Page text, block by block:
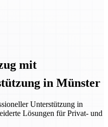
mit
in Münster
Unterstützung in
Lösungen für Privat- und